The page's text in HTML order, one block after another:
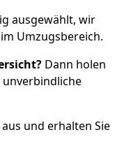
ausgewählt, wir
Umzugsbereich.
Dann holen
unverbindliche
und erhalten Sie